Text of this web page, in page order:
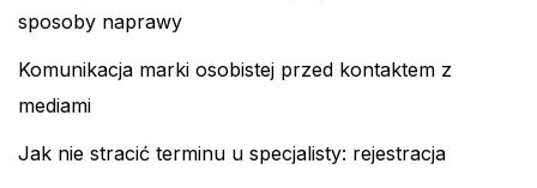
sposoby naprawy
Komunikacja marki osobistej przed kontaktem z
mediami
Jak nie stracić terminu u specjalisty: rejestracja